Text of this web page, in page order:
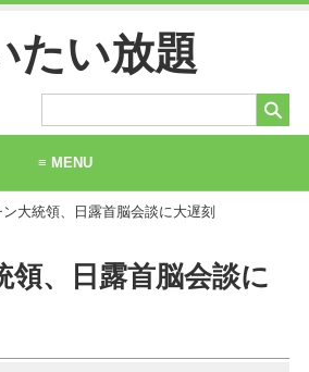
たい放題
≡ MENU
ホーム
当サイトについて
大統領、日露首脳会談に大遅刻
領、日露首脳会談に